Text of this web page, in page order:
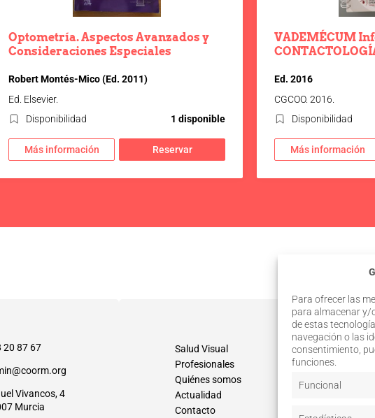
Para ofrecer las
para almacenar y/
de estas
navegación o las
consentimiento,
funciones.
Funcional
Optometría. Aspectos Avanzados y
Consideraciones Especiales
Robert Montés-Mico (Ed. 2011)
Ed. Elsevier.
Disponibilidad
1 disponible
Más información Reservar
VADEMÉCUM
Ed. 2016
CGCOO. 2016.
Disponibilidad
Más información
20 87 67
Vivancos, 4
Murcia
Salud Visual
Profesionales
Quiénes somos
Actualidad
Contacto